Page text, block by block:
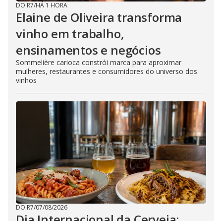
DO R7/HÁ 1 HORA
Elaine de Oliveira transforma
vinho em trabalho,
ensinamentos e negócios
Sommelière carioca constrói marca para aproximar
mulheres, restaurantes e consumidores do universo dos
vinhos
DO R7/07/08/2026